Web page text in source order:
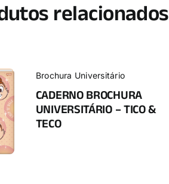
relacionados
Brochura Universitário
CADERNO BROCHURA
UNIVERSITÁRIO – TICO &
TECO